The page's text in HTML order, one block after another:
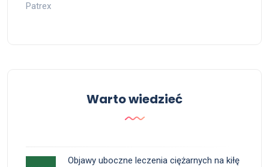
Patrex
Warto wiedzieć
Objawy uboczne leczenia ciężarnych na kiłę